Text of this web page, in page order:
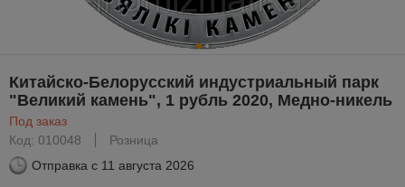
Китайско-Белорусский индустриальный парк
"Великий камень", 1 рубль 2020, Медно-никель
Под заказ
Код: 010048
Розница
Отправка с 11 августа 2026